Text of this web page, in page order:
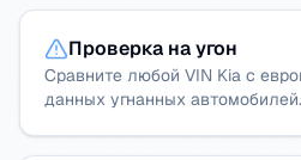
Проверка на угон
Сравните любой VIN Kia с
данных угнанных автомобилей.